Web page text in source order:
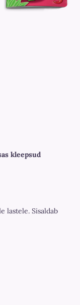
kleepsud
lastele. Sisaldab